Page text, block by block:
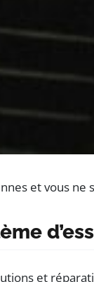
et vous